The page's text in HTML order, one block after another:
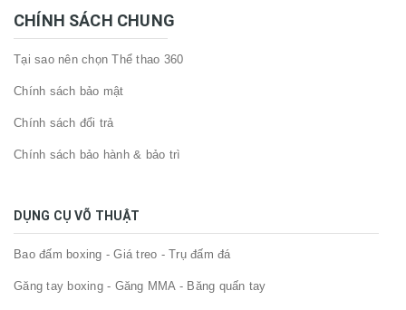
CHÍNH SÁCH CHUNG
Tại sao nên chọn Thể thao 360
Chính sách bảo mật
Chính sách đổi trả
Chính sách bảo hành & bảo trì
DỤNG CỤ VÕ THUẬT
Bao đấm boxing - Giá treo - Trụ đấm đá
Găng tay boxing - Găng MMA - Băng quấn tay